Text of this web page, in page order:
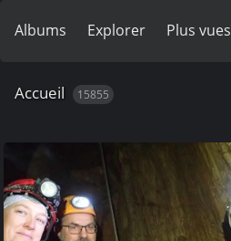
Albums Explorer Plus vues
Accueil 15855